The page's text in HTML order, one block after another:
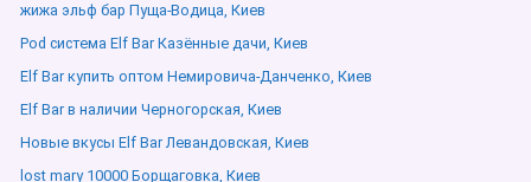
жижа эльф бар Пуща-Водица, Киев
Pod система Elf Bar Казённые дачи, Киев
Elf Bar купить оптом Немировича-Данченко, Киев
Elf Bar в наличии Черногорская, Киев
Новые вкусы Elf Bar Левандовская, Киев
lost mary 10000 Борщаговка, Киев